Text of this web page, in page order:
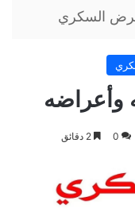
السكري
وأعراضه
0 2 دقائق